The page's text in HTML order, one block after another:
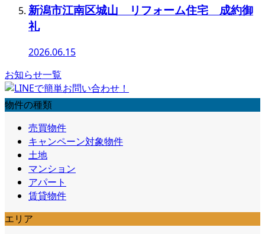
新潟市江南区城山 リフォーム住宅 成約御
礼
2026.06.15
お知らせ一覧
物件の種類
売買物件
キャンペーン対象物件
土地
マンション
アパート
賃貸物件
エリア